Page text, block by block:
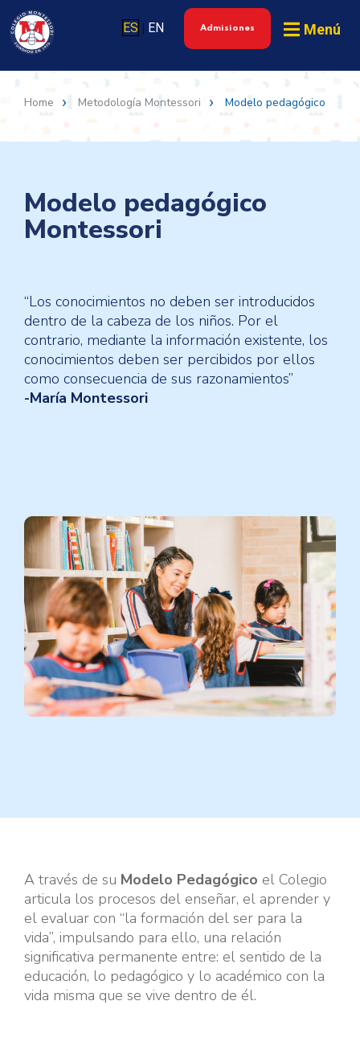
ES | EN Admisiones Menú
Home Metodología Montessori Modelo pedagógico
Modelo pedagógico
Montessori
“Los conocimientos no deben ser introducidos
dentro de la cabeza de los niños. Por el
contrario, mediante la información existente, los
conocimientos deben ser percibidos por ellos
como consecuencia de sus razonamientos”
-María Montessori
A través de su Modelo Pedagógico el Colegio
articula los procesos del enseñar, el aprender y
el evaluar con “la formación del ser para la
vida”, impulsando para ello, una relación
significativa permanente entre: el sentido de la
educación, lo pedagógico y lo académico con la
vida misma que se vive dentro de él.